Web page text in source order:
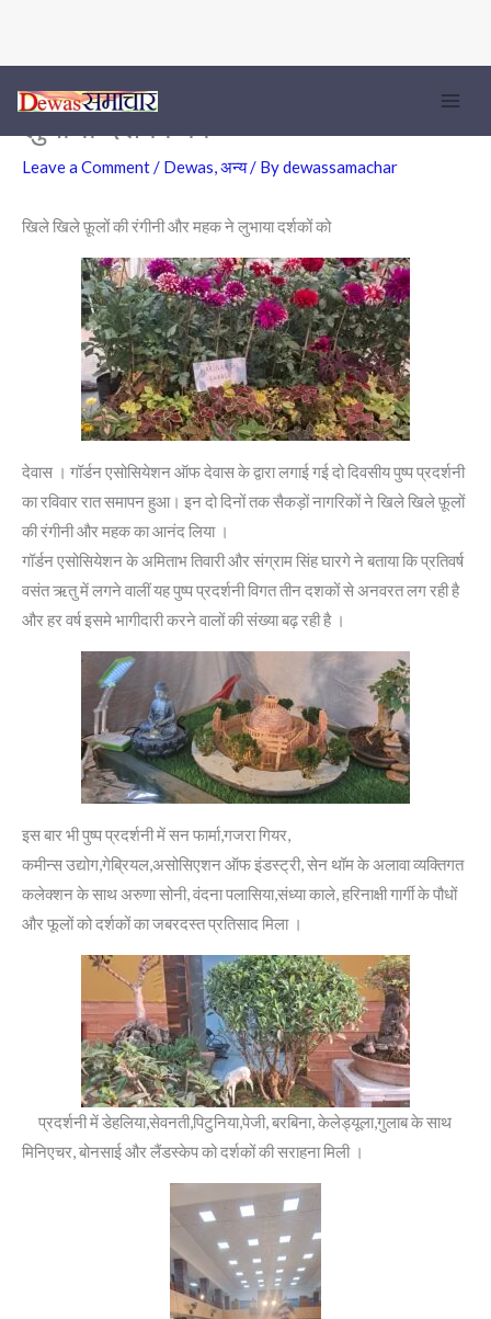
content
खिले खिले फ़ूलों की रंगीनी और महक ने
लुभाया दर्शकों को
Leave a Comment/ Dewas,अन्य/ Bydewassamachar
खिले खिले फ़ूलों की रंगीनी और महक ने लुभाया दर्शकों को
देवास । गॉर्डन एसोसियेशन ऑफ देवास के द्वारा लगाई गई दो दिवसीय पुष्प प्रदर्शनी
का रविवार रात समापन हुआ। इन दो दिनों तक सैकड़ों नागरिकों ने खिले खिले फ़ूलों
की रंगीनी और महक का आनंद लिया ।
गॉर्डन एसोसियेशन के अमिताभ तिवारी और संग्राम सिंह घारगे ने बताया कि प्रतिवर्ष
वसंत ऋतु में लगने वालीं यह पुष्प प्रदर्शनी विगत तीन दशकों से अनवरत लग रही है
और हर वर्ष इसमे भागीदारी करने वालों की संख्या बढ़ रही है ।
इस बार भी पुष्प प्रदर्शनी में सन फार्मा,गजरा गियर,
कमीन्स उद्योग,गेब्रियल,असोसिएशन ऑफ इंडस्ट्री, सेन थॉम के अलावा व्यक्तिगत
कलेक्शन के साथ अरुणा सोनी, वंदना पलासिया,संध्या काले, हरिनाक्षी गार्गी के पौधों
और फूलों को दर्शकों का जबरदस्त प्रतिसाद मिला ।
प्रदर्शनी में डेहलिया,सेवनती,पिटुनिया,पेजी, बरबिना, केलेड्यूला,गुलाब के साथ
मिनिएचर, बोनसाई और लैंडस्केप को दर्शकों की सराहना मिली ।